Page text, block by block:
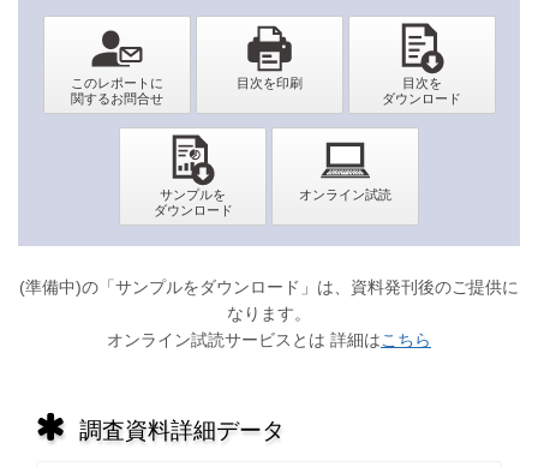
(準備中)の「サンプルをダウンロード」は、資料発刊後のご提供に
なります。
オンライン試読サービスとは 詳細はこちら
調査資料詳細データ